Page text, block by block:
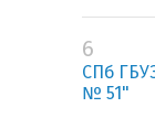
6
СПб
№ 51"